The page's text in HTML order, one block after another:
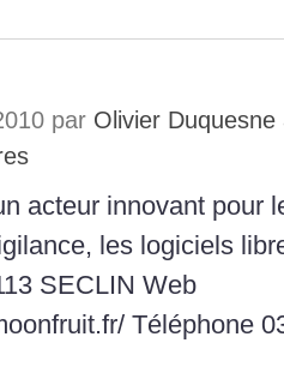
par Olivier
acteur innovant pour
les logiciels
SECLIN Web
Téléphone